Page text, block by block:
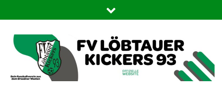
to
content